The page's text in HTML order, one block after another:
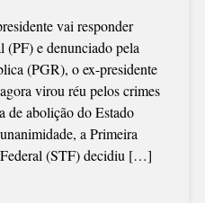
OFICIALMENTE
NO
BANCO
DOS
RÉUS
vai responder
e denunciado pela
(PGR), o ex-presidente
virou réu pelos crimes
de abolição do Estado
a Primeira
(STF) decidiu […]